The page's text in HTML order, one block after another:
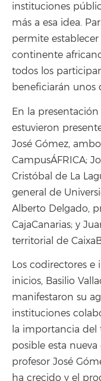
instituciones
más a esa idea.
permite
continente
todos los
beneficiarán unos
En la
estuvieron
José Gómez,
CampusÁFRICA;
Cristóbal de La
general de
Alberto Delgado,
CajaCanarias; y
territorial de
Los codirectores e
inicios, Basilio
manifestaron su
instituciones
la importancia del
posible esta
profesor José
ha crecido y el